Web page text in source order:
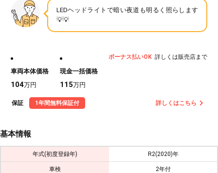
LEDヘッドライトで暗い夜道も明るく照らします
💡💡
車両本体価格
104万円
現金一括価格
115万円
ボーナス払いOK 詳しくは販売店まで
保証 1年間無料保証付 詳しくはこちら
基本情報
年式(初度登録年) R2(2020)年
車検 2年付